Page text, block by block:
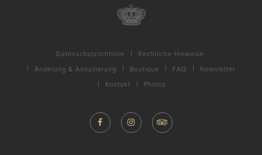
Datenschutzrichtlinie Rechtliche Hinweise
Änderung & Annullierung Boutique FAQ Newsletter
Kontakt Photos